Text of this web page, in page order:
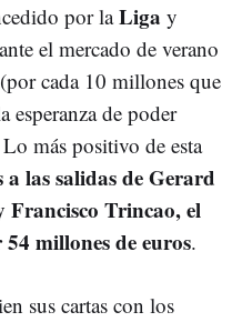
por laLiga y
el mercado de verano
cada 10 millones que
esperanza de poder
más positivo de esta
a las salidas de Gerard
Trincao, el
millones de euros.
sus cartas con los